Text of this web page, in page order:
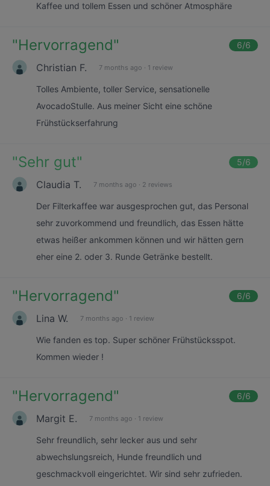
Kaffee und tollem Essen und schöner Atmosphäre
"Hervorragend" 6/6
Christian F. 7 months ago · 1 review
Tolles Ambiente, toller Service, sensationelle
AvocadoStulle. Aus meiner Sicht eine schöne
Frühstückserfahrung
"Sehr gut" 5/6
Claudia T. 7 months ago · 2 reviews
Der Filterkaffee war ausgesprochen gut, das Personal
sehr zuvorkommend und freundlich, das Essen hätte
etwas heißer ankommen können und wir hätten gern
eher eine 2. oder 3. Runde Getränke bestellt.
"Hervorragend" 6/6
Lina W. 7 months ago · 1 review
Wie fanden es top. Super schöner Frühstücksspot.
Kommen wieder !
"Hervorragend" 6/6
Margit E. 7 months ago · 1 review
Sehr freundlich, sehr lecker aus und sehr
abwechslungsreich, Hunde freundlich und
geschmackvoll eingerichtet. Wir sind sehr zufrieden.